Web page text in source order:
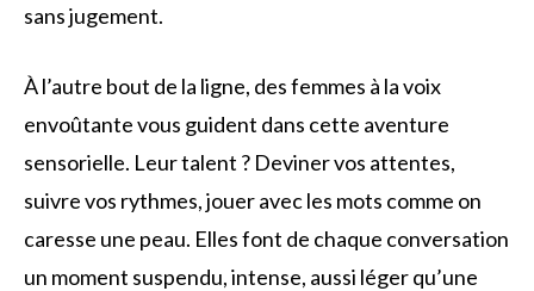
sans jugement.
À l’autre bout de la ligne, des femmes à la voix
envoûtante vous guident dans cette aventure
sensorielle. Leur talent ? Deviner vos attentes,
suivre vos rythmes, jouer avec les mots comme on
caresse une peau. Elles font de chaque conversation
un moment suspendu, intense, aussi léger qu’une